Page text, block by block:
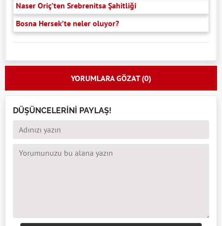
Naser Oriç’ten Srebrenitsa Şahitliği
Bosna Hersek’te neler oluyor?
YORUMLARA GÖZAT (0)
DÜŞÜNCELERİNİ PAYLAŞ!